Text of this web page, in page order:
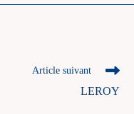
Article suivant
LEROY